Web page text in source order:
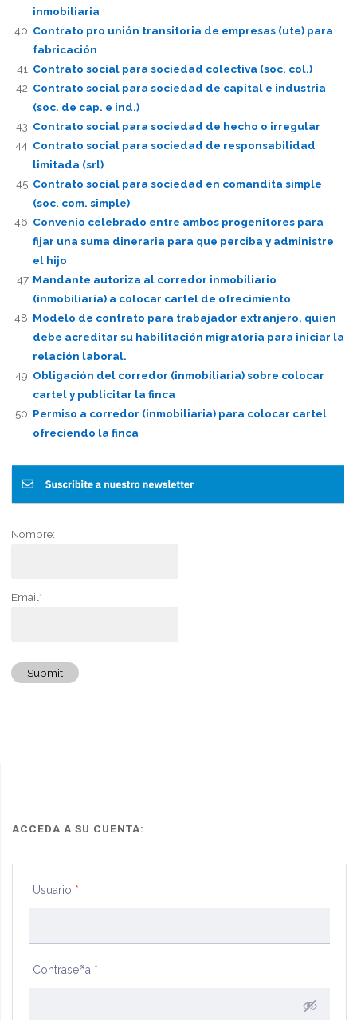
inmobiliaria
Contrato pro unión transitoria de empresas (ute) para
fabricación
Contrato social para sociedad colectiva (soc. col.)
Contrato social para sociedad de capital e industria
(soc. de cap. e ind.)
Contrato social para sociedad de hecho o irregular
Contrato social para sociedad de responsabilidad
limitada (srl)
Contrato social para sociedad en comandita simple
(soc. com. simple)
Convenio celebrado entre ambos progenitores para
fijar una suma dineraria para que perciba y administre
el hijo
Mandante autoriza al corredor inmobiliario
(inmobiliaria) a colocar cartel de ofrecimiento
Modelo de contrato para trabajador extranjero, quien
debe acreditar su habilitación migratoria para iniciar la
relación laboral.
Obligación del corredor (inmobiliaria) sobre colocar
cartel y publicitar la finca
Permiso a corredor (inmobiliaria) para colocar cartel
ofreciendo la finca
Nombre:
Email*
Submit
ACCEDA A SU CUENTA:
Usuario *
Contraseña *